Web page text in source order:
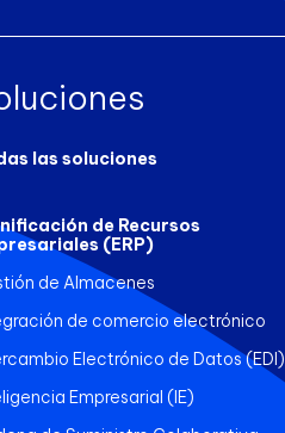
las soluciones
de Recursos
(ERP)
de Almacenes
de comercio electrónico
Electrónico de Datos (EDI)
Empresarial (IE)